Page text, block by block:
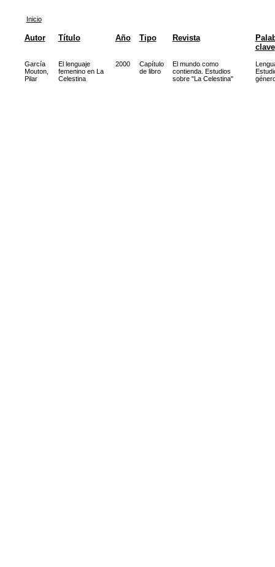
Inicio
Autor Título Año Tipo Revista
clave
García
Mouton,
Pilar
El lenguaje
femenino en La
Celestina
2000
Capítulo
de libro
El mundo como
contienda. Estudios
sobre "La Celestina"